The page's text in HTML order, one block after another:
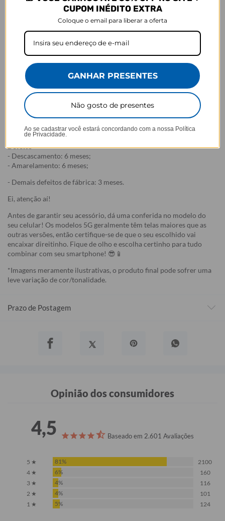
- Os nossos produtos personalizados (estampados ou
customizados com nome/foto
) são feitos especialmente para você,
de acordo com a opção escolhida no momento da compra.
- Isso significa que a produção só começa após a confirmação do
pedido, e o item é criado exclusivamente com a estampa
selecionada,mesmo quando não há customização com nome
- Por isso, é super importante conferir com atenção todos os
detalhes antes de finalizar a compra, como modelo, estampa e
variações escolhidas.
- Após o início da produção,não é possível realizar
cancelamentos ou alterações, pois o produto não pode retornar
ao estoque.
Defeito
- Descascamento: 6 meses;
- Amarelamento: 6 meses;
- Demais defeitos de fábrica: 3 meses.
Ei, atenção aí!
Antes de garantir seu acessório, dá uma conferida no modelo do
seu celular! Os modelos 5G geralmente têm telas maiores que as
outras versões, então certifique-se de que o seu escolhido vai
encaixar direitinho. Fique de olho e escolha certinho para tudo
combinar com seu smartphone! 😎📱
*Imagens meramente ilustrativas, o produto final pode sofrer uma
leve variação de cor/tonalidade.
Prazo de Postagem
Opinião dos consumidores
4,5 Baseado em 2.601 Avaliações
5 ★ 81%
2100
4 ★
6%
160
3 ★
4%
116
2 ★
4%
101
1 ★
5% 124
CUPOM INÉDITO EXTRA
Coloque o email para liberar a oferta
GANHAR PRESENTES
Não gosto de presentes
Ao se cadastrar você estará concordando com a nossa Política
de Privacidade.